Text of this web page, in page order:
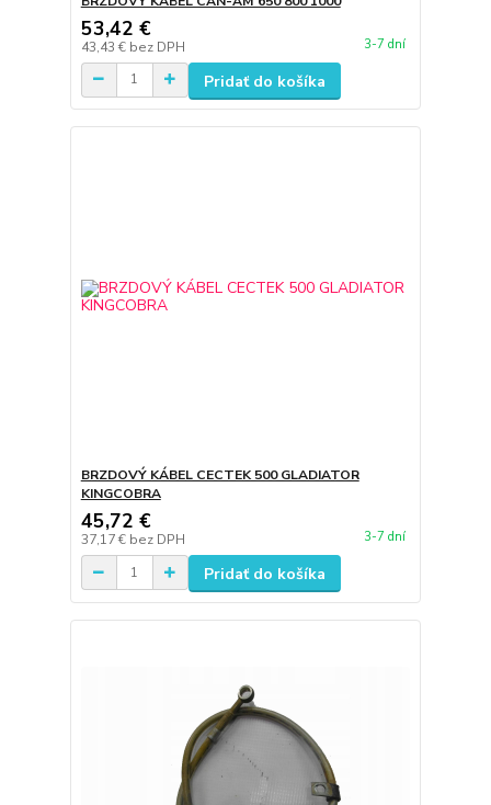
53,42 €
43,43 € bez DPH 3-7 dní
Pridať do košíka
BRZDOVÝ KÁBEL CECTEK 500 GLADIATOR
KINGCOBRA
45,72 €
37,17 € bez DPH 3-7 dní
Pridať do košíka